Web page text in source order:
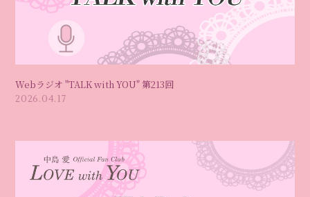
Webラジオ "TALK with YOU" 第213回
2026.04.17